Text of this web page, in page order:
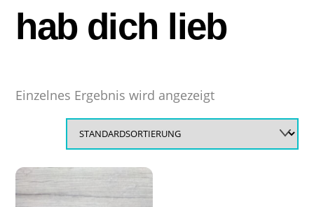
hab dich lieb
Einzelnes Ergebnis wird angezeigt